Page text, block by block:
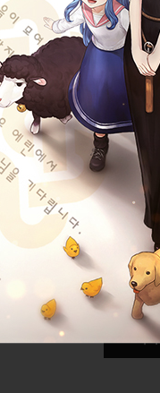
게시물 보기
목록